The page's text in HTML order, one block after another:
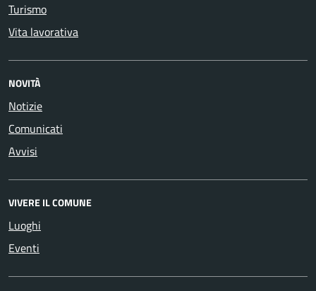
Turismo
Vita lavorativa
NOVITÀ
Notizie
Comunicati
Avvisi
VIVERE IL COMUNE
Luoghi
Eventi